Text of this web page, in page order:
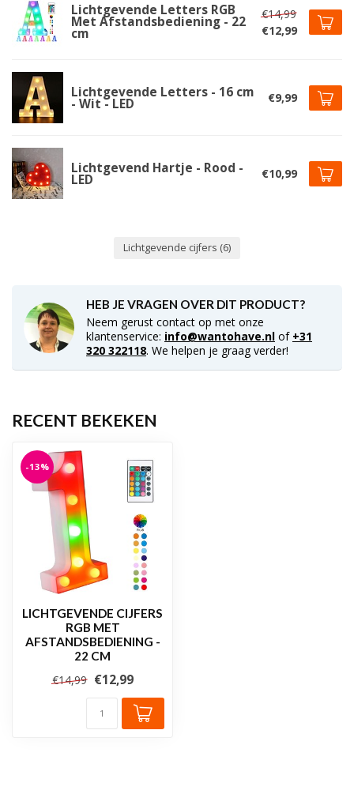
Lichtgevende Letters RGB
Met Afstandsbediening - 22
cm
€14,99
€12,99
Lichtgevende Letters - 16 cm
- Wit - LED €9,99
Lichtgevend Hartje - Rood -
LED €10,99
Lichtgevende cijfers (6)
HEB JE VRAGEN OVER DIT PRODUCT?
Neem gerust contact op met onze
klantenservice: info@wantohave.nl of +31
320 322118. We helpen je graag verder!
RECENT BEKEKEN
-13%
LICHTGEVENDE CIJFERS
RGB MET
AFSTANDSBEDIENING -
22 CM
€14,99 €12,99